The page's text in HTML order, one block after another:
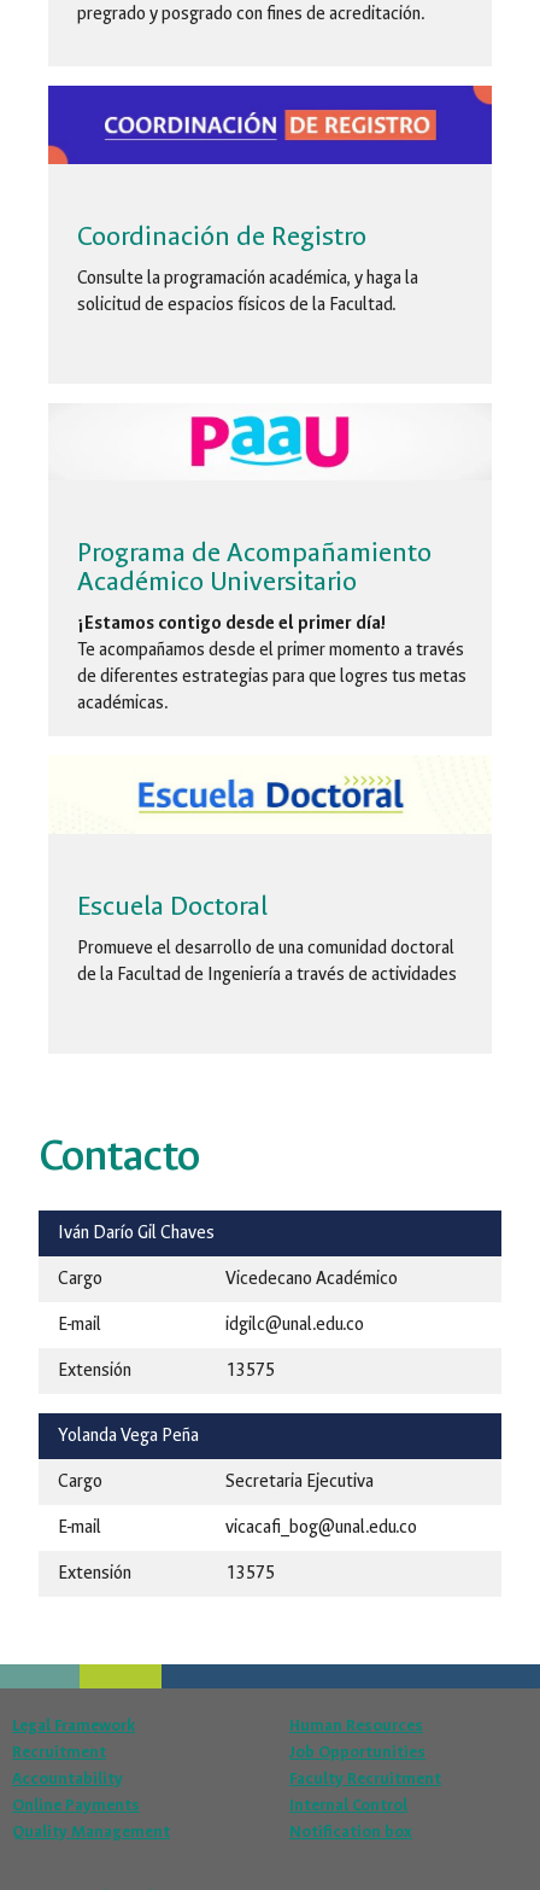
pregrado y posgrado con fines de acreditación.
Coordinación de Registro
Consulte la programación académica, y haga la
solicitud de espacios físicos de la Facultad.
Programa de Acompañamiento
Académico Universitario
¡Estamos contigo desde el primer día!
Te acompañamos desde el primer momento a través
de diferentes estrategias para que logres tus metas
académicas.
Escuela Doctoral
Promueve el desarrollo de una comunidad doctoral
de la Facultad de Ingeniería a través de actividades
Contacto
Iván Darío Gil Chaves
Cargo
Vicedecano Académico
E-mail
idgilc@unal.edu.co
Extensión
13575
Yolanda Vega Peña
Cargo
Secretaria Ejecutiva
E-mail
vicacafi_bog@unal.edu.co
Extensión
13575
Legal Framework
Recruitment
Accountability
Online Payments
Quality Management
Human Resources
Job Opportunities
Faculty Recruitment
Internal Control
Notification box